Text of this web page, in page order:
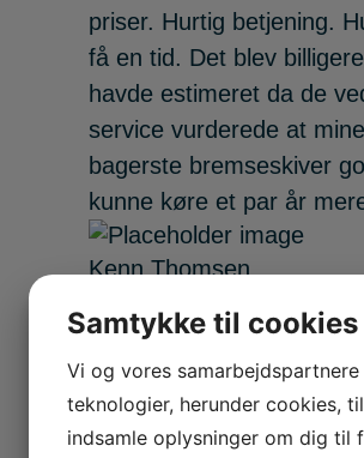
priser. Hurtig betjening.
få en tid. Det blev
havde estimeret da de
service vurderede at mine
bagerste bremseskiver
kunne køre et par år
Kenn Thomsen
Super god hjælp fra
De hentede min
med ekstern autohjælp.
bilen. Afhentede min bil
Samtykke til cookies
Vi og vores
teknologier, herunder cookies,
indsamle oplysninger om dig til